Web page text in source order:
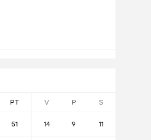
PT V P S
51 14 9 11